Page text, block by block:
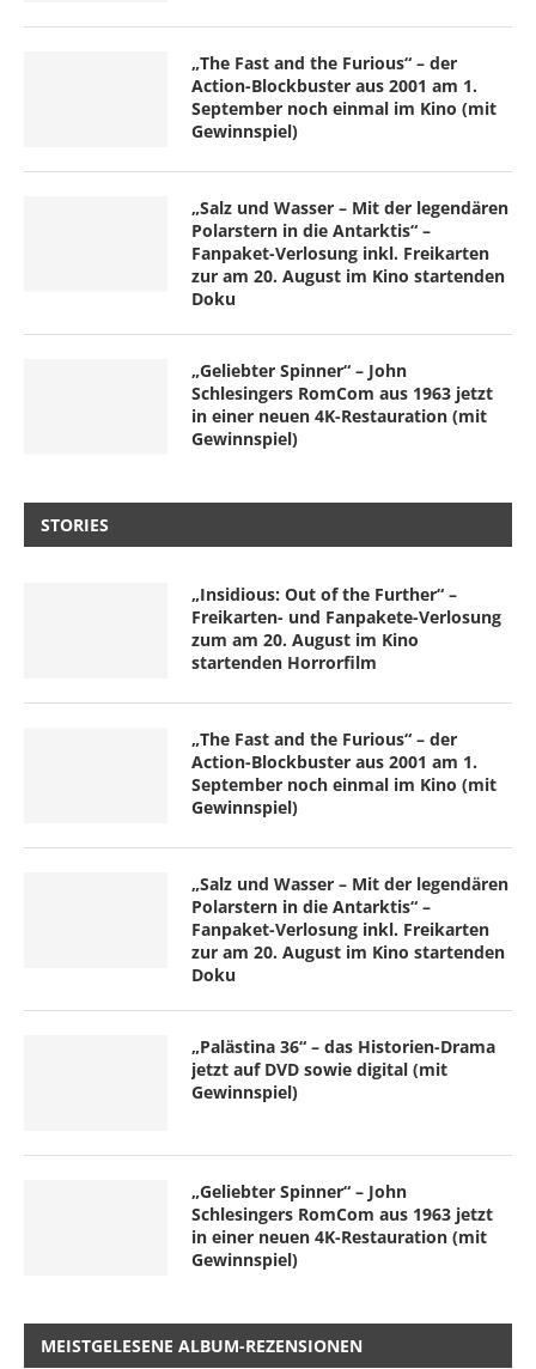
„The Fast and the Furious“ – der
Action-Blockbuster aus 2001 am 1.
September noch einmal im Kino (mit
Gewinnspiel)
„Salz und Wasser – Mit der legendären
Polarstern in die Antarktis“ –
Fanpaket-Verlosung inkl. Freikarten
zur am 20. August im Kino startenden
Doku
„Geliebter Spinner“ – John
Schlesingers RomCom aus 1963 jetzt
in einer neuen 4K-Restauration (mit
Gewinnspiel)
STORIES
„Insidious: Out of the Further“ –
Freikarten- und Fanpakete-Verlosung
zum am 20. August im Kino
startenden Horrorfilm
„The Fast and the Furious“ – der
Action-Blockbuster aus 2001 am 1.
September noch einmal im Kino (mit
Gewinnspiel)
„Salz und Wasser – Mit der legendären
Polarstern in die Antarktis“ –
Fanpaket-Verlosung inkl. Freikarten
zur am 20. August im Kino startenden
Doku
„Palästina 36“ – das Historien-Drama
jetzt auf DVD sowie digital (mit
Gewinnspiel)
„Geliebter Spinner“ – John
Schlesingers RomCom aus 1963 jetzt
in einer neuen 4K-Restauration (mit
Gewinnspiel)
MEISTGELESENE ALBUM-REZENSIONEN